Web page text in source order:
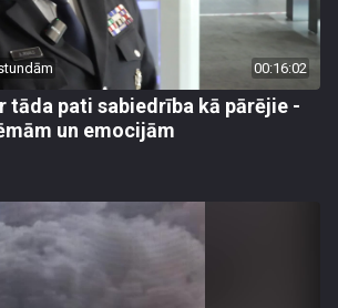
00:16:02
tāda pati sabiedrība kā pārējie -
un emocijām